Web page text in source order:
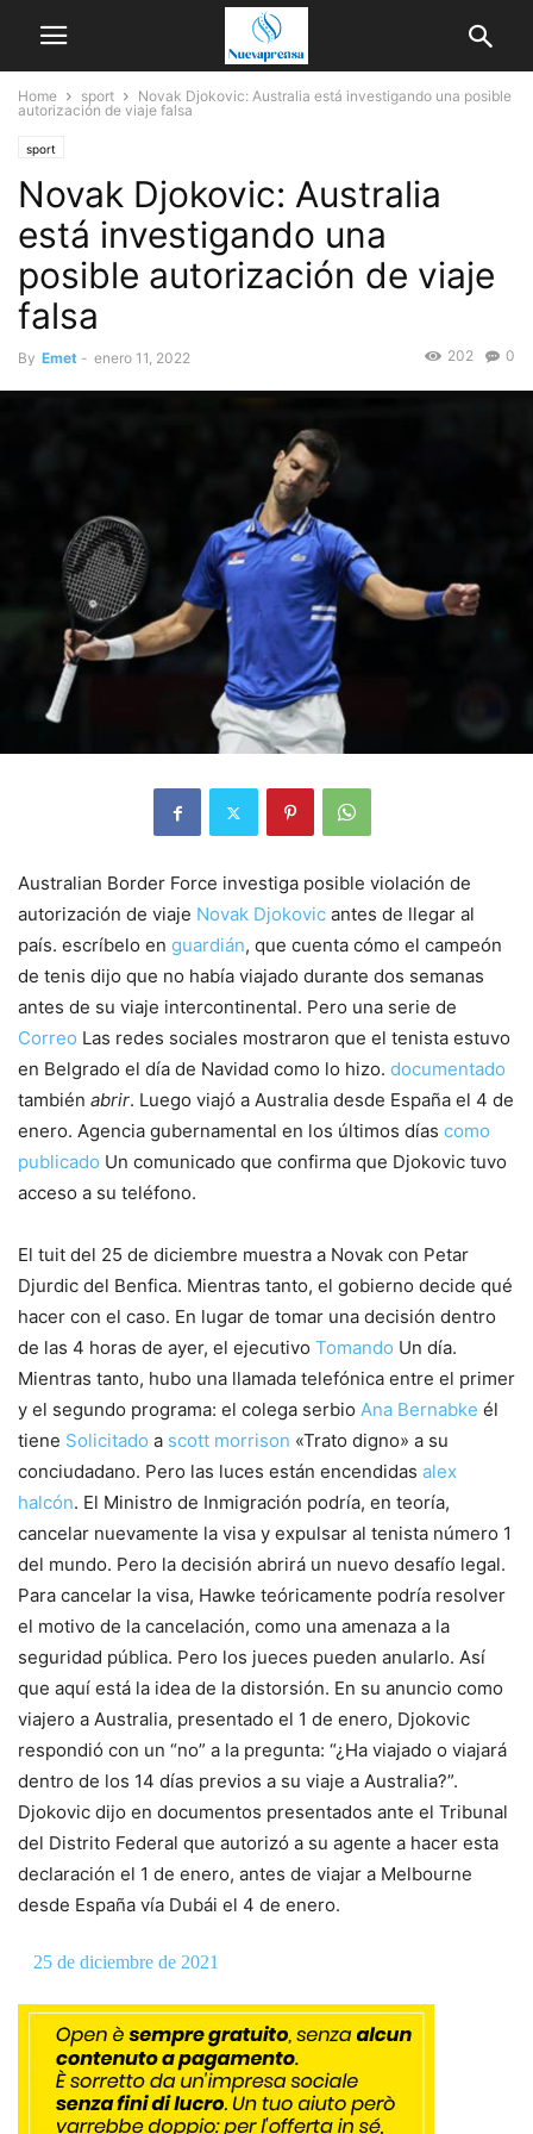
Home sport
Novak Djokovic: Australia está investigando una posible
autorización de viaje falsa
sport
Novak Djokovic: Australia
está investigando una
posible autorización de viaje
falsa
By Emet - enero 11, 2022 0
202
Australian Border Force investiga posible violación de
autorización de viaje Novak Djokovic antes de llegar al
país. escríbelo en guardián, que cuenta cómo el campeón
de tenis dijo que no había viajado durante dos semanas
antes de su viaje intercontinental. Pero una serie de
Correo Las redes sociales mostraron que el tenista estuvo
en Belgrado el día de Navidad como lo hizo. documentado
también abrir. Luego viajó a Australia desde España el 4 de
enero. Agencia gubernamental en los últimos días como
publicado Un comunicado que confirma que Djokovic tuvo
acceso a su teléfono.
El tuit del 25 de diciembre muestra a Novak con Petar
Djurdic del Benfica. Mientras tanto, el gobierno decide qué
hacer con el caso. En lugar de tomar una decisión dentro
de las 4 horas de ayer, el ejecutivo Tomando Un día.
Mientras tanto, hubo una llamada telefónica entre el primer
y el segundo programa: el colega serbio Ana Bernabke él
tiene Solicitado a scott morrison «Trato digno» a su
conciudadano. Pero las luces están encendidas alex
halcón. El Ministro de Inmigración podría, en teoría,
cancelar nuevamente la visa y expulsar al tenista número 1
del mundo. Pero la decisión abrirá un nuevo desafío legal.
Para cancelar la visa, Hawke teóricamente podría resolver
el motivo de la cancelación, como una amenaza a la
seguridad pública. Pero los jueces pueden anularlo. Así
que aquí está la idea de la distorsión. En su anuncio como
viajero a Australia, presentado el 1 de enero, Djokovic
respondió con un “no” a la pregunta: “¿Ha viajado o viajará
dentro de los 14 días previos a su viaje a Australia?”.
Djokovic dijo en documentos presentados ante el Tribunal
del Distrito Federal que autorizó a su agente a hacer esta
declaración el 1 de enero, antes de viajar a Melbourne
desde España vía Dubái el 4 de enero.
25 de diciembre de 2021